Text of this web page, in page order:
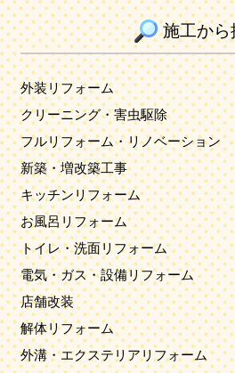
施工から
外装リフォーム
クリーニング・害虫駆除
フルリフォーム・リノベーション
新築・増改築工事
キッチンリフォーム
お風呂リフォーム
トイレ・洗面リフォーム
電気・ガス・設備リフォーム
店舗改装
解体リフォーム
外溝・エクステリアリフォーム